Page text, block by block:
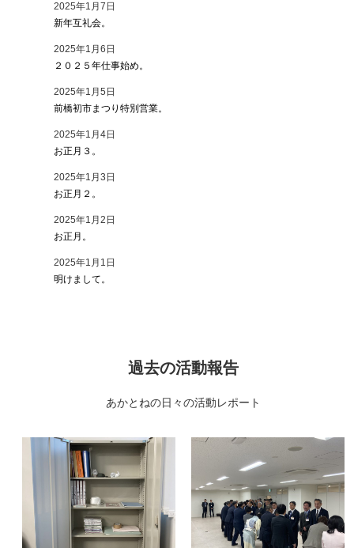
2025年1月7日
新年互礼会。
2025年1月6日
２０２５年仕事始め。
2025年1月5日
前橋初市まつり特別営業。
2025年1月4日
お正月３。
2025年1月3日
お正月２。
2025年1月2日
お正月。
2025年1月1日
明けまして。
過去の活動報告
あかとねの日々の活動レポート